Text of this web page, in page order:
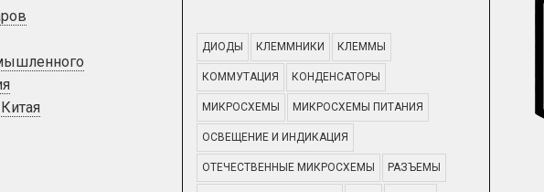
ДИОДЫ КЛЕММНИКИ КЛЕММЫ
КОММУТАЦИЯ КОНДЕНСАТОРЫ
МИКРОСХЕМЫ МИКРОСХЕМЫ ПИТАНИЯ
ОСВЕЩЕНИЕ И ИНДИКАЦИЯ
ОТЕЧЕСТВЕННЫЕ МИКРОСХЕМЫ РАЗЪЕМЫ